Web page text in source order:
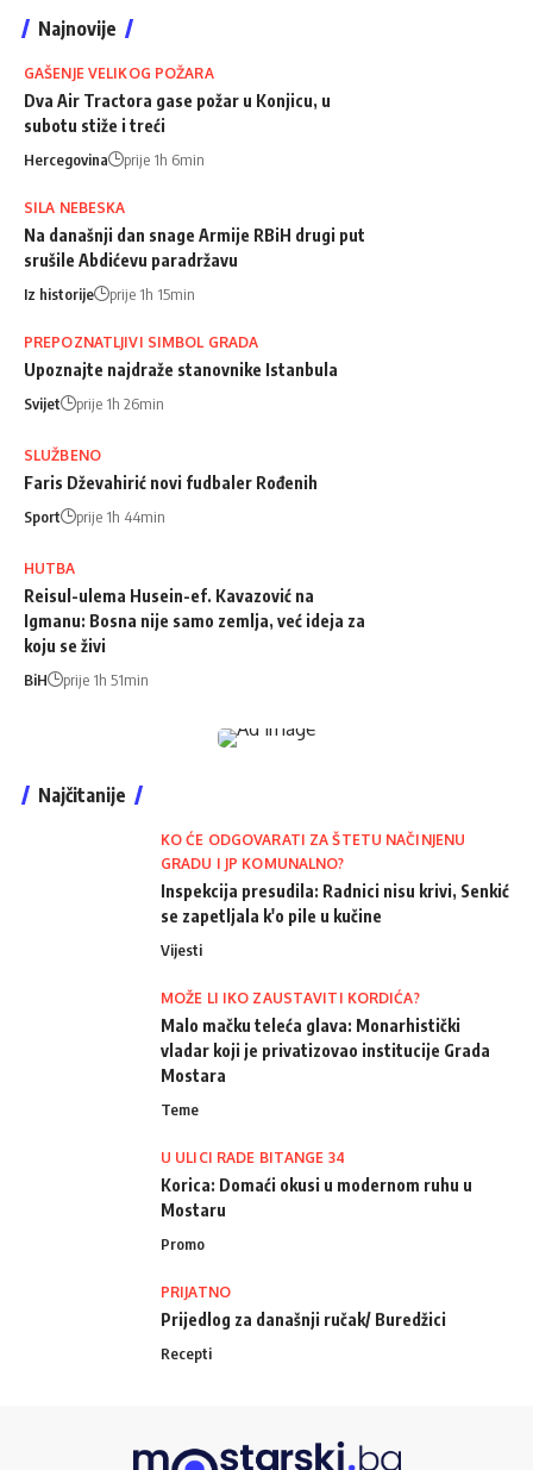
Najnovije
GAŠENJE VELIKOG POŽARA
Dva Air Tractora gase požar u Konjicu, u
subotu stiže i treći
Hercegovina prije 1h 6min
SILA NEBESKA
Na današnji dan snage Armije RBiH drugi put
srušile Abdićevu paradržavu
Iz historije prije 1h 15min
PREPOZNATLJIVI SIMBOL GRADA
Upoznajte najdraže stanovnike Istanbula
Svijet prije 1h 26min
SLUŽBENO
Faris Dževahirić novi fudbaler Rođenih
Sport prije 1h 44min
HUTBA
Reisul-ulema Husein-ef. Kavazović na
Igmanu: Bosna nije samo zemlja, već ideja za
koju se živi
BiH prije 1h 51min
Najčitanije
KO ĆE ODGOVARATI ZA ŠTETU NAČINJENU
GRADU I JP KOMUNALNO?
Inspekcija presudila: Radnici nisu krivi, Senkić
se zapetljala k'o pile u kučine
Vijesti
MOŽE LI IKO ZAUSTAVITI KORDIĆA?
Malo mačku teleća glava: Monarhistički
vladar koji je privatizovao institucije Grada
Mostara
Teme
U ULICI RADE BITANGE 34
Korica: Domaći okusi u modernom ruhu u
Mostaru
Promo
PRIJATNO
Prijedlog za današnji ručak/ Buredžici
Recepti